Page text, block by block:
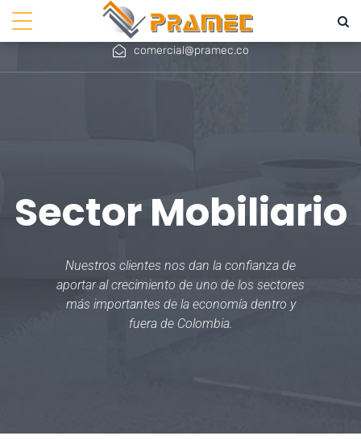
+ 57 601 756 4566
+57 310 779 9782
comercial@pramec.co
Sector Mobiliario
Nuestros clientes nos dan la confianza de
aportar al crecimiento de uno de los sectores
más importantes de la economía dentro y
fuera de Colombia.